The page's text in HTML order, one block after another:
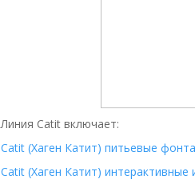
Линия Catit включает:
Catit (Хаген Катит) питьевые
Catit (Хаген Катит) интерактивные